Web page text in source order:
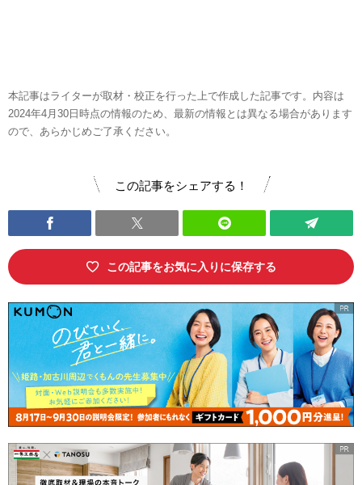
本記事はライターが取材・校正を行った上で作成した記事です。内容は
2024年4月30日時点の情報のため、最新の情報とは異なる場合があります
ので、あらかじめご了承ください。
この記事をシェアする！
この記事をお気に入りに保存する